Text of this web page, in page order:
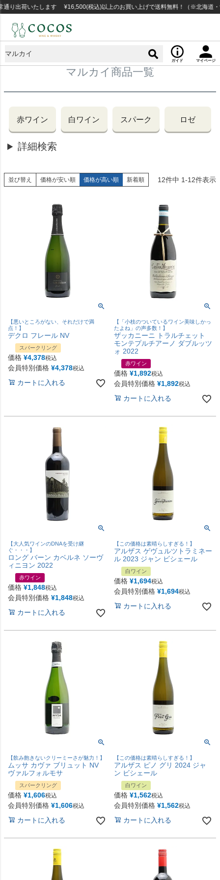
出荷いたします ¥16,500(税込)以上のお買い上げで送料無料！（※北海道・沖
ガイド マイページ
マルカイ商品一覧
赤ワイン 白ワイン スパーク ロゼ
詳細検索
並び替え 価格が安い順 価格が高い順 新着順 12件中 1-12件表示
【悪いところがない、それだけで満
点！】
デクロ フレール NV
スパークリング
価格 ¥4,378税込
会員特別価格 ¥4,378税込
カートに入れる
【「小枝のついているワイン美味しかっ
たよね」の声多数！】
ザッカニーニ トラルチェット
モンテプルチアーノ ダブルッツ
ォ 2022
赤ワイン
価格 ¥1,892税込
会員特別価格 ¥1,892税込
カートに入れる
【大人気ワインのDNAを受け継
ぐ・・・】
ロング バーン カベルネ ソーヴ
ィニヨン 2022
赤ワイン
価格 ¥1,848税込
会員特別価格 ¥1,848税込
カートに入れる
【この価格は素晴らしすぎる！】
アルザス ゲヴュルツトラミネー
ル 2023 ジャン ビシェール
白ワイン
価格 ¥1,694税込
会員特別価格 ¥1,694税込
カートに入れる
【飲み飽きないクリーミーさが魅力！】
ムッサ カヴァ ブリュット NV
ヴァルフォルモサ
スパークリング
価格 ¥1,606税込
会員特別価格 ¥1,606税込
カートに入れる
【この価格は素晴らしすぎる！】
アルザス ピノ グリ 2024 ジャ
ン ビシェール
白ワイン
価格 ¥1,562税込
会員特別価格 ¥1,562税込
カートに入れる